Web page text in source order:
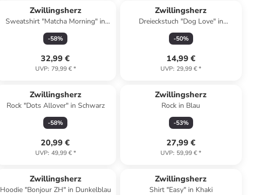
Zwillingsherz
Sweatshirt "Matcha Morning" in
Grün
-58%
32,99 €
UVP: 79,99 €*
Zwillingsherz
Dreieckstuch "Dog Love" in
Hellbraun/ Beige - (L)138 x (B)68
cm
-50%
14,99 €
UVP: 29,99 €*
Zwillingsherz
Rock "Dots Allover" in Schwarz
-58%
20,99 €
UVP: 49,99 €*
Zwillingsherz
Rock in Blau
-53%
27,99 €
UVP: 59,99 €*
Zwillingsherz
Hoodie "Bonjour ZH" in Dunkelblau
Zwillingsherz
Shirt "Easy" in Khaki